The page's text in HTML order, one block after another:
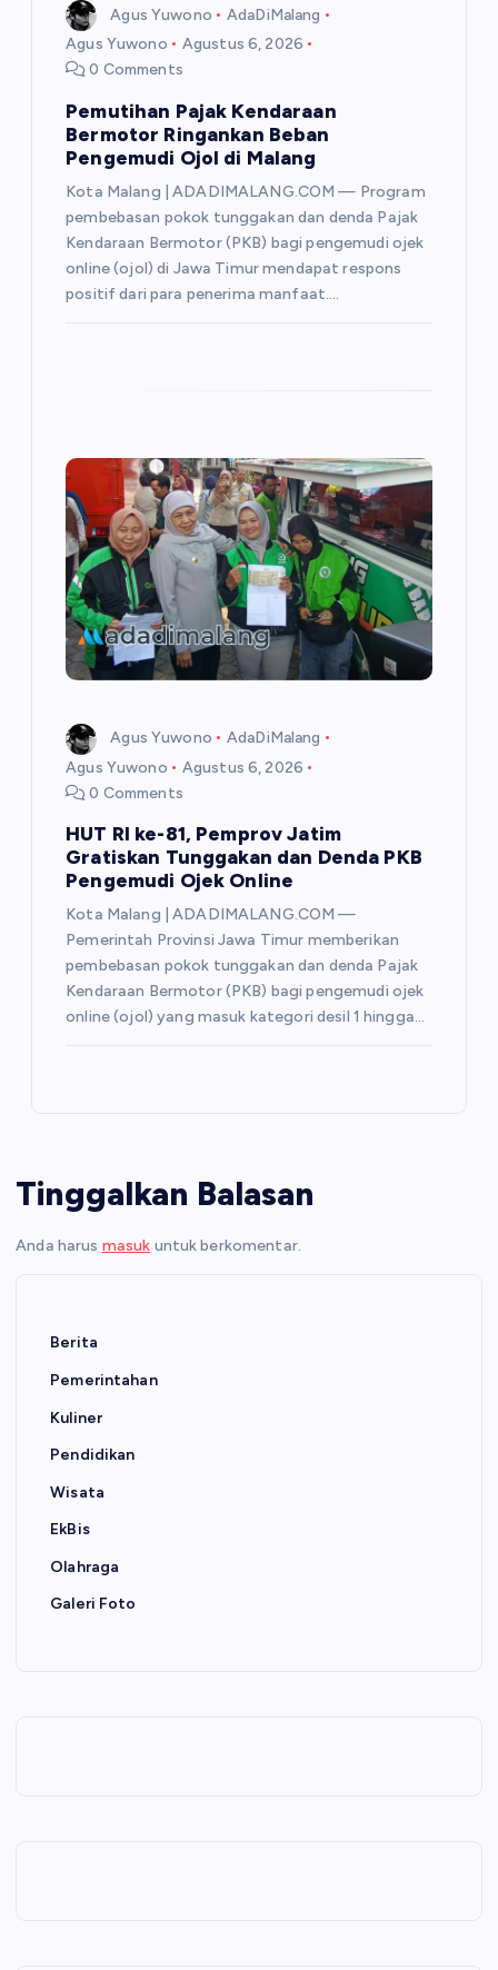
Agus Yuwono
AdaDiMalang
Agus Yuwono
Agustus 6, 2026
0 Comments
Pemutihan Pajak Kendaraan
Bermotor Ringankan Beban
Pengemudi Ojol di Malang
Kota Malang | ADADIMALANG.COM — Program
pembebasan pokok tunggakan dan denda Pajak
Kendaraan Bermotor (PKB) bagi pengemudi ojek
online (ojol) di Jawa Timur mendapat respons
positif dari para penerima manfaat.…
Agus Yuwono
AdaDiMalang
Agus Yuwono
Agustus 6, 2026
0 Comments
HUT RI ke-81, Pemprov Jatim
Gratiskan Tunggakan dan Denda PKB
Pengemudi Ojek Online
Kota Malang | ADADIMALANG.COM —
Pemerintah Provinsi Jawa Timur memberikan
pembebasan pokok tunggakan dan denda Pajak
Kendaraan Bermotor (PKB) bagi pengemudi ojek
online (ojol) yang masuk kategori desil 1 hingga…
Tinggalkan Balasan
Anda harus masuk untuk berkomentar.
Berita
Pemerintahan
Kuliner
Pendidikan
Wisata
EkBis
Olahraga
Galeri Foto